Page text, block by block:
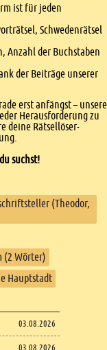
ist für jeden
Schwedenrätsel
Anzahl der Buchstaben
der Beiträge unserer
erst anfängst – unsere
Herausforderung zu
deine Rätsellöser-
suchst!
(Theodor,
(2 Wörter)
Hauptstadt
03.08.2026
03.08.2026